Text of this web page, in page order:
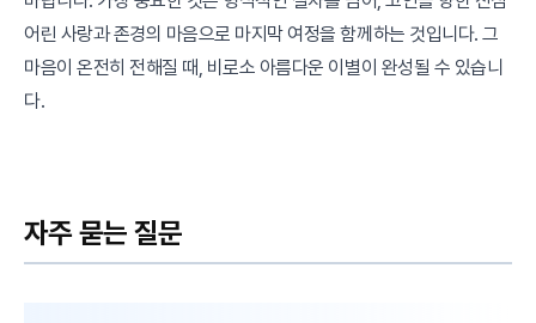
어린 사랑과 존경의 마음으로 마지막 여정을 함께하는 것입니다. 그
마음이 온전히 전해질 때, 비로소 아름다운 이별이 완성될 수 있습니
다.
자주 묻는 질문